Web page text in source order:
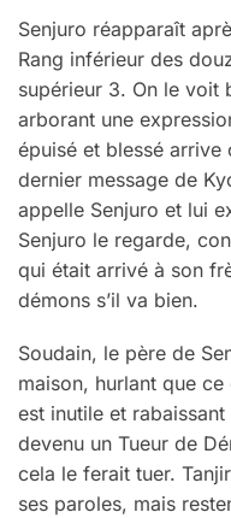
Senjuro réapparaît
Rang inférieur des
supérieur 3. On le voit
arborant une
épuisé et blessé arrive
dernier message de
appelle Senjuro et lui
Senjuro le regarde,
qui était arrivé à son
démons s’il va bien.
Soudain, le père de
maison, hurlant que
est inutile et
devenu un Tueur de
cela le ferait tuer.
ses paroles, mais